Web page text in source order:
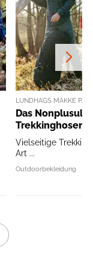
LUNDHAGS MAKKE
Das
Trekkinghosen
Vielseitige
Art ...
Outdoorbekleidung